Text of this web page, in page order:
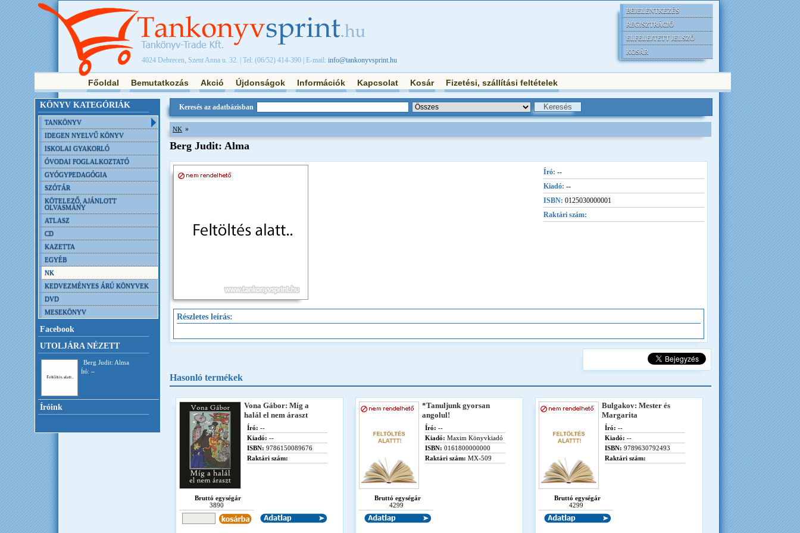
4024 Debrecen, Szent Anna u. 32. | Tel: (06/52) 414-390 | E-mail: info@tankonyvsprint.hu
BEJELENTKEZÉS
REGISZTRÁCIÓ
ELFELEJTETT JELSZÓ
KOSÁR
Főoldal Bemutatkozás Akció Újdonságok Információk Kapcsolat Kosár Fizetési, szállítási feltételek
KÖNYV KATEGÓRIÁK
TANKÖNYV
IDEGEN NYELVŰ KÖNYV
ISKOLAI GYAKORLÓ
ÓVODAI FOGLALKOZTATÓ
GYÓGYPEDAGÓGIA
SZÓTÁR
KÖTELEZŐ, AJÁNLOTT
OLVASMÁNY
ATLASZ
CD
KAZETTA
EGYÉB
NK
KEDVEZMÉNYES ÁRÚ KÖNYVEK
DVD
MESEKÖNYV
Facebook
UTOLJÁRA NÉZETT
Berg Judit: Alma
Író: --
Íróink
Keresés az adatbázisban
NK »
Berg Judit: Alma
Író: --
Kiadó: --
ISBN: 0125030000001
Raktári szám:
Részletes leírás:
Hasonló termékek
Vona Gábor: Míg a
halál el nem áraszt
Író: --
Kiadó: --
ISBN: 9786150089676
Raktári szám:
Bruttó egységár
3890
*Tanuljunk gyorsan
angolul!
Író: --
Kiadó: Maxim Könyvkiadó
ISBN: 0161800000000
Raktári szám: MX-509
Bruttó egységár
4299
Bulgakov: Mester és
Margarita
Író: --
Kiadó: --
ISBN: 9789630792493
Raktári szám:
Bruttó egységár
4299